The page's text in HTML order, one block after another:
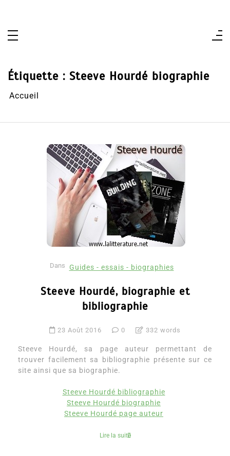
Étiquette : Steeve Hourdé biographie
Accueil
Dans Guides - essais - biographies
Steeve Hourdé, biographie et
bibliographie
23 Août 2016 0 332 words
Steeve Hourdé, sa page auteur permettant de
trouver facilement sa bibliographie présente sur ce
site ainsi que sa biographie.
Steeve Hourdé bibliographie
Steeve Hourdé biographie
Steeve Hourdé page auteur
Lire la suite